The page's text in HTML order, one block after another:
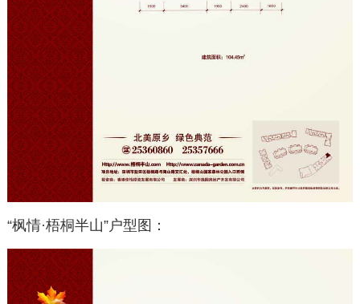
“枫情·梧桐半山”户型图：